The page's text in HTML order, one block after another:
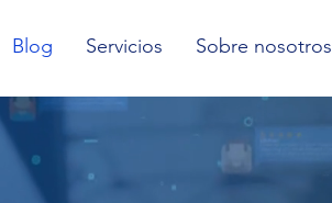
Blog Servicios Sobre nosotros